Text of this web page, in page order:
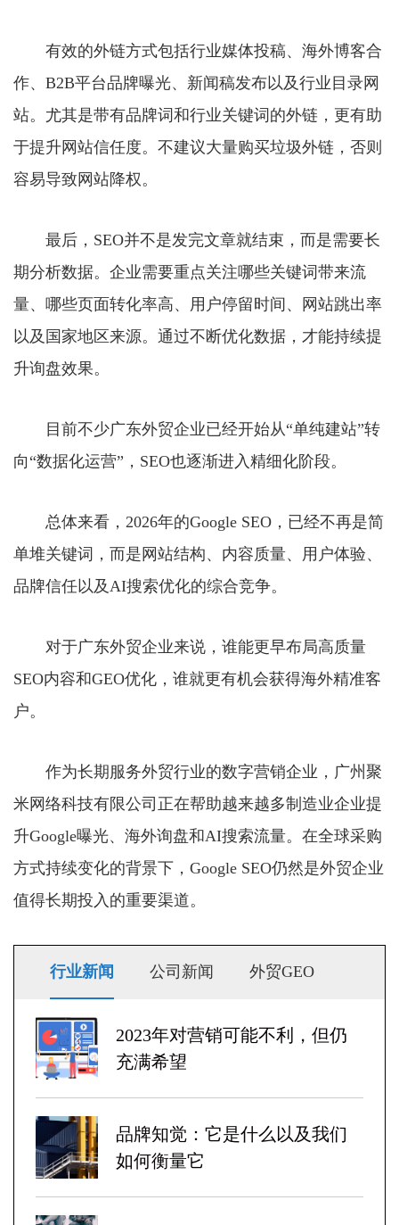
有效的外链方式包括行业媒体投稿、海外博客合
作、B2B平台品牌曝光、新闻稿发布以及行业目录网
站。尤其是带有品牌词和行业关键词的外链，更有助
于提升网站信任度。不建议大量购买垃圾外链，否则
容易导致网站降权。
最后，SEO并不是发完文章就结束，而是需要长
期分析数据。企业需要重点关注哪些关键词带来流
量、哪些页面转化率高、用户停留时间、网站跳出率
以及国家地区来源。通过不断优化数据，才能持续提
升询盘效果。
目前不少广东外贸企业已经开始从“单纯建站”转
向“数据化运营”，SEO也逐渐进入精细化阶段。
总体来看，2026年的Google SEO，已经不再是简
单堆关键词，而是网站结构、内容质量、用户体验、
品牌信任以及AI搜索优化的综合竞争。
对于广东外贸企业来说，谁能更早布局高质量
SEO内容和GEO优化，谁就更有机会获得海外精准客
户。
作为长期服务外贸行业的数字营销企业，广州聚
米网络科技有限公司正在帮助越来越多制造业企业提
升Google曝光、海外询盘和AI搜索流量。在全球采购
方式持续变化的背景下，Google SEO仍然是外贸企业
值得长期投入的重要渠道。
行业新闻 公司新闻 外贸GEO
2023年对营销可能不利，但仍
充满希望
品牌知觉：它是什么以及我们
如何衡量它